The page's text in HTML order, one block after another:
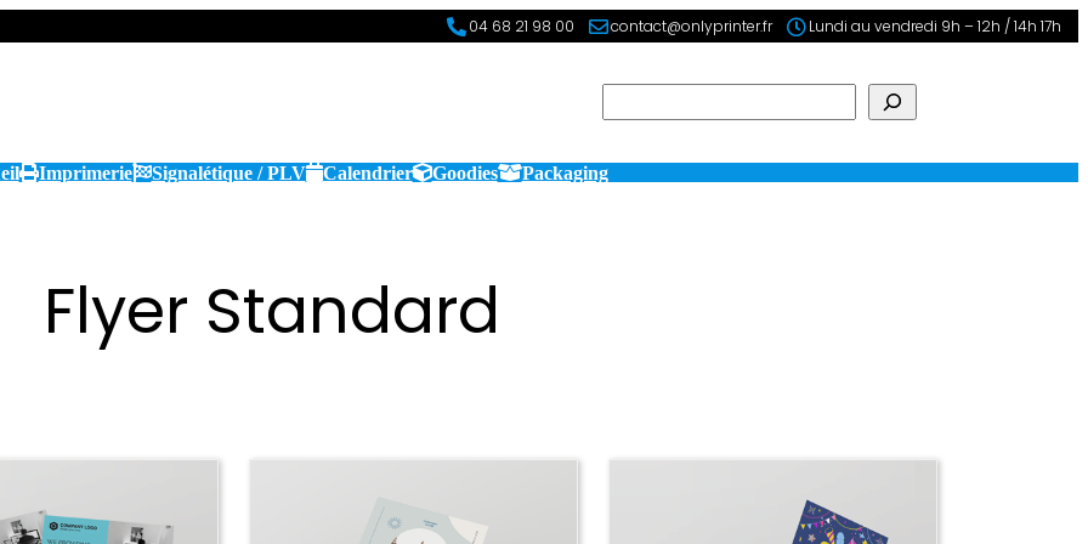
04 68 21 98 00 contact@onlyprinter.fr Lundi au vendredi 9h – 12h / 14h 17h
Imprimerie Signalétique / PLV Calendrier Goodies Packaging
Flyer Standard